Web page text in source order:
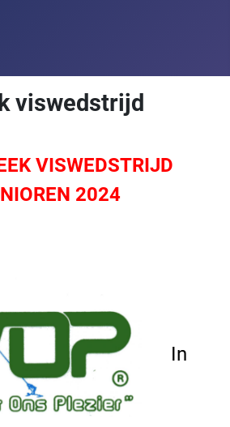
viswedstrijd
VISWEDSTRIJD
2024
In